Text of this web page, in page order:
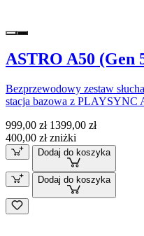
ASTRO A50 (Gen
Bezprzewodowy zestaw
stacja bazowa z PLAYSYNC
999,00 zł 1399,00 zł
400,00 zł zniżki
Dodaj do koszyka
Dodaj do koszyka